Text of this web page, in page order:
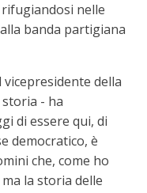
nelle
banda partigiana
della
- ha
di essere qui, di
democratico, è
che, come ho
la storia delle